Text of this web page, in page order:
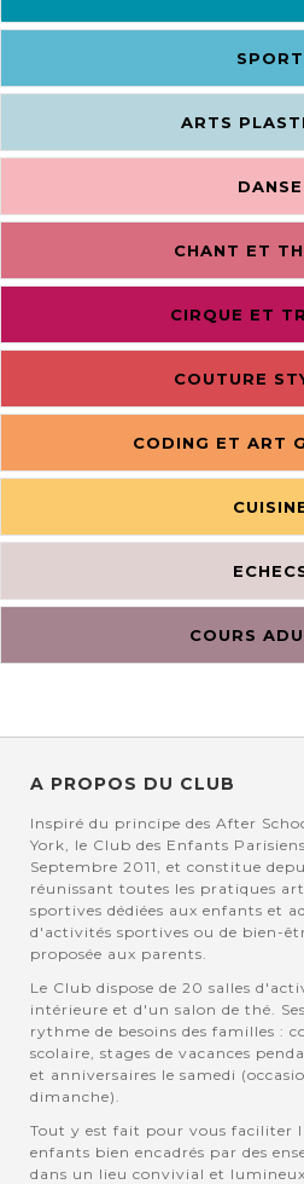
SPORT
ARTS
DANSE
CHANT ET
CIRQUE ET
COUTURE
CODING ET ART
COURS
A PROPOS DU CLUB
Inspiré du principe des After
York, le Club des Enfants
Septembre 2011, et constitue
réunissant toutes les pratiques
sportives dédiées aux enfants et
d'activités sportives ou de bien-
proposée aux parents.
Le Club dispose de 20 salles
intérieure et d'un salon de thé.
rythme de besoins des familles :
scolaire, stages de vacances
et anniversaires le samedi
dimanche).
Tout y est fait pour vous faciliter
enfants bien encadrés par des
dans un lieu convivial et